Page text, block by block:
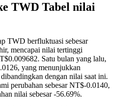
TWD Tabel nilai
TWD berfluktuasi sebesar
mencapai nilai tertinggi
Satu bulan yang lalu,
yang menunjukkan
dibandingkan dengan nilai saat ini.
perubahan sebesar NT$-0.0140,
nilai sebesar-56.69%.